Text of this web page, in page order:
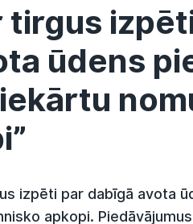
tirgus
ūdens
izpēti par dabīgā avota
apkopi.